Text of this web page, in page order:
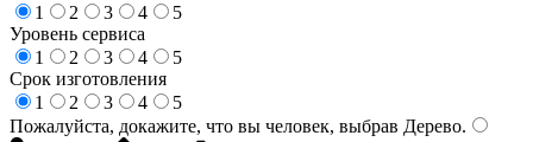
1
2 3 4
5
Уровень сервиса
1
2 3 4
5
Срок изготовления
1
2 3 4
5
Пожалуйста, докажите, что вы человек, выбрав Дерево.